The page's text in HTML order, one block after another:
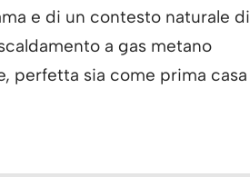
e di un contesto naturale di
a gas metano
perfetta sia come prima casa